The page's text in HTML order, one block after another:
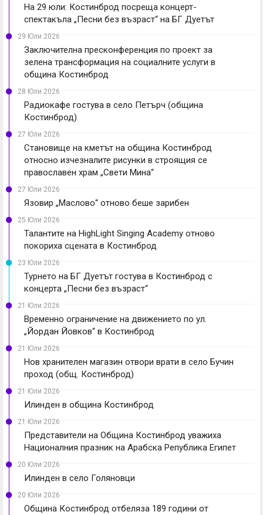
На 29 юли: Костинброд посреща концерт-
спектакъла „Песни без възраст“ на БГ Дуетът
29 Юли 2026
Заключителна пресконференция по проект за
зелена трансформация на социалните услуги в
община Костинброд
28 Юли 2026
Радиокафе гостува в село Петърч (община
Костинброд)
27 Юли 2026
Становище на кметът на община Костинброд
относно изчезналите рисунки в строящия се
православен храм „Свети Мина“
27 Юли 2026
Язовир „Маслово“ отново беше зарибен
25 Юли 2026
Талантите на HighLight Singing Academy отново
покориха сцената в Костинброд
23 Юли 2026
Турнето на БГ Дуетът гостува в Костинброд с
концерта „Песни без възраст“
21 Юли 2026
Временно ограничение на движението по ул.
„Йордан Йовков“ в Костинброд
21 Юли 2026
Нов хранителен магазин отвори врати в село Бучин
проход (общ. Костинброд)
21 Юли 2026
Илинден в община Костинброд
21 Юли 2026
Представители на Община Костинброд уважиха
Националния празник на Арабска Република Египет
20 Юли 2026
Илинден в село Голяновци
20 Юли 2026
Община Костинброд отбеляза 189 години от